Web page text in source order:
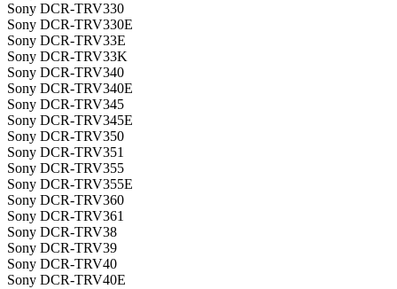
Sony DCR-TRV330
Sony DCR-TRV330E
Sony DCR-TRV33E
Sony DCR-TRV33K
Sony DCR-TRV340
Sony DCR-TRV340E
Sony DCR-TRV345
Sony DCR-TRV345E
Sony DCR-TRV350
Sony DCR-TRV351
Sony DCR-TRV355
Sony DCR-TRV355E
Sony DCR-TRV360
Sony DCR-TRV361
Sony DCR-TRV38
Sony DCR-TRV39
Sony DCR-TRV40
Sony DCR-TRV40E